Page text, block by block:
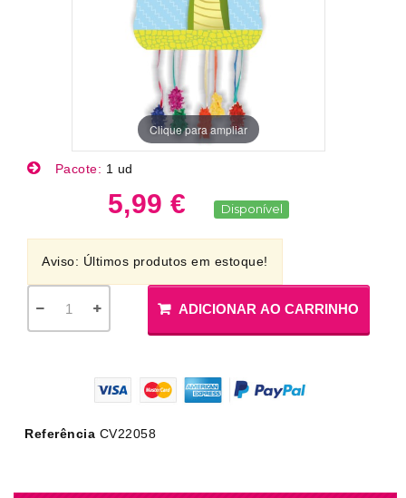
Clique para ampliar
Pacote: 1 ud
5,99 € Disponível
Aviso: Últimos produtos em estoque!
ADICIONAR AO CARRINHO
Referência CV22058